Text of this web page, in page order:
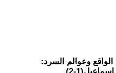
الواقع وعوالم السرد: